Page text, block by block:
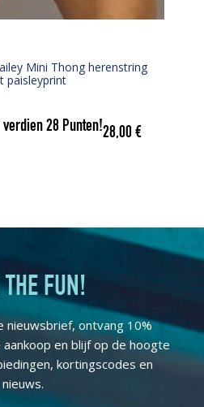
Mini Thong herenstring
paisleyprint
verdien28 Punten!28,00€
FUN!
nieuwsbrief, ontvang 10%
en blijf op de hoogte
kortingscodes en
nieuws.